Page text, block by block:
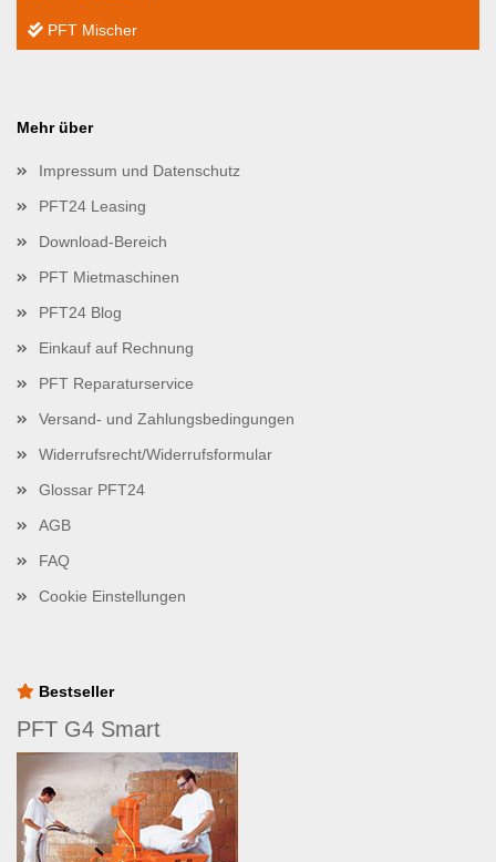
PFT Mischer
Mehr über
Impressum und Datenschutz
PFT24 Leasing
Download-Bereich
PFT Mietmaschinen
PFT24 Blog
Einkauf auf Rechnung
PFT Reparaturservice
Versand- und Zahlungsbedingungen
Widerrufsrecht/Widerrufsformular
Glossar PFT24
AGB
FAQ
Cookie Einstellungen
Bestseller
PFT G4 Smart